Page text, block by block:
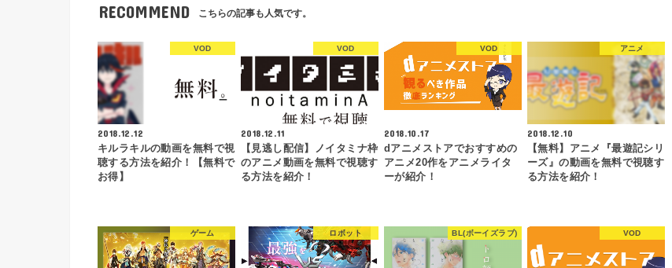
RECOMMEND こちらの記事も人気です。
VOD
2018.12.12
キルラキルの動画を無料で視
聴する方法を紹介！【無料で
お得】
VOD
2018.12.11
【見逃し配信】ノイタミナ枠
のアニメ動画を無料で視聴す
る方法を紹介！
VOD
2018.10.17
dアニメストアでおすすめの
アニメ20作をアニメライタ
ーが紹介！
アニメ
2018.12.10
【無料】アニメ『最遊記シリ
ーズ』の動画を無料で視聴す
る方法を紹介！
ゲーム ロボット BL(ボーイズラブ) VOD